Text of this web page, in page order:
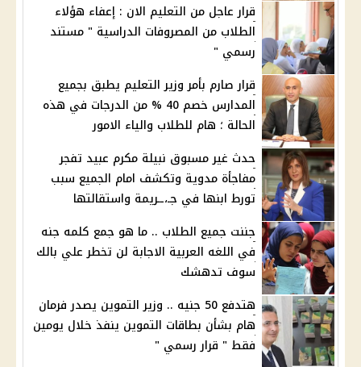
قرار عاجل من التعليم الان : إعفاء هؤلاء
الطلاب من المصروفات الدراسية " مستند
رسمي "
قرار صارم بأمر وزير التعليم يطبق بجميع
المدارس خصم 40 % من الدرجات في هذه
الحالة ؛ هام للطلاب والياء الامور
حدث غير مسبوق نبيلة مكرم عبيد تفجر
مفاجأة مدوية وتكشف امام الجميع سبب
تورط ابنها في جـ،ــريمة واستقالتها
جننت جميع الطلاب .. ما هو جمع كلمه جنه
في اللغه العربية الاجابة لن تخطر علي بالك
سوف تدهشك
هتدفع 50 جنيه .. وزير التموين يصدر فرمان
هام بشأن بطاقات التموين ينفذ خلال يومين
فقط " قرار رسمي "